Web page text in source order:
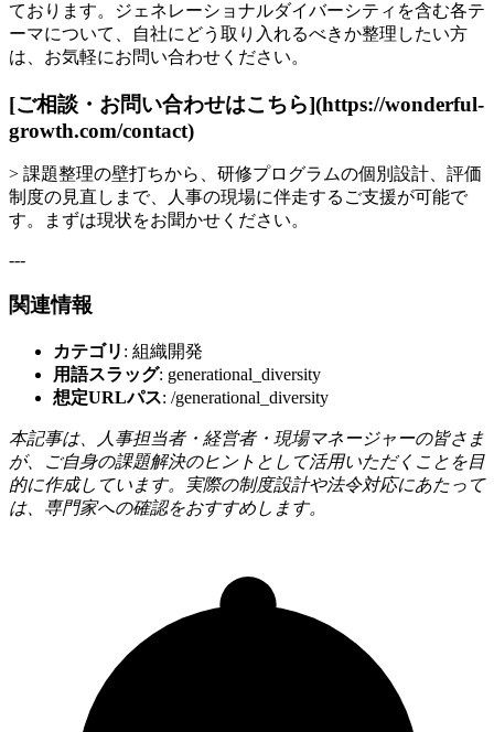
ております。ジェネレーショナルダイバーシティを含む各テ
ーマについて、自社にどう取り入れるべきか整理したい方
は、お気軽にお問い合わせください。
[ご相談・お問い合わせはこちら](https://wonderful-
growth.com/contact)
> 課題整理の壁打ちから、研修プログラムの個別設計、評価
制度の見直しまで、人事の現場に伴走するご支援が可能で
す。まずは現状をお聞かせください。
---
関連情報
カテゴリ : 組織開発
用語スラッグ: generational_diversity
想定URLパス: /generational_diversity
本記事は、人事担当者・経営者・現場マネージャーの皆さま
が、ご自身の課題解決のヒントとして活用いただくことを目
的に作成しています。実際の制度設計や法令対応にあたって
は、専門家への確認をおすすめします。